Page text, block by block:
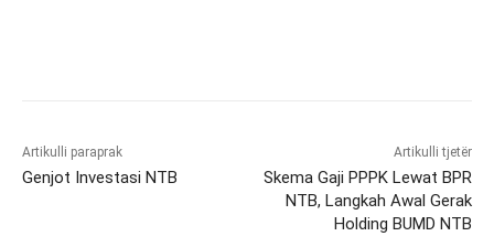
Artikulli paraprak
Genjot Investasi NTB
Artikulli tjetër
Skema Gaji PPPK Lewat BPR
NTB, Langkah Awal Gerak
Holding BUMD NTB